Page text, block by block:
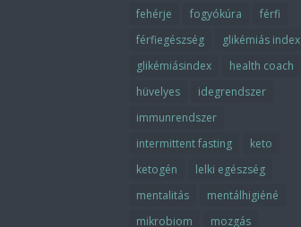
fehérje
fogyókúra
férfi
férfiegészség
glikémiás index
glikémiásindex
health coach
hüvelyes
idegrendszer
immunrendszer
intermittent fasting
keto
ketogén
lelki egészség
mentalitás
mentálhigiéné
mikrobiom
mozgás